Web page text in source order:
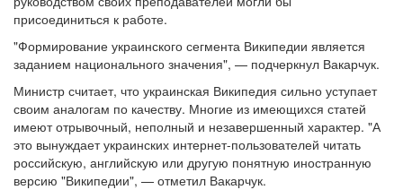
присоединиться к работе.
"Формирование украинского сегмента Википедии является
заданием национального значения", — подчеркнул Вакарчук.
Министр считает, что украинская Википедия сильно уступает
своим аналогам по качеству. Многие из имеющихся статей
имеют отрывочный, неполный и незавершенный характер. "А
это вынуждает украинских интернет-пользователей читать
российскую, английскую или другую понятную иностранную
версию "Википедии", — отметил Вакарчук.